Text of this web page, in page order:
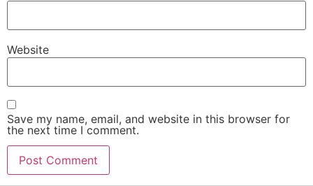
Website
Save my name, email, and website in this browser for
the next time I comment.